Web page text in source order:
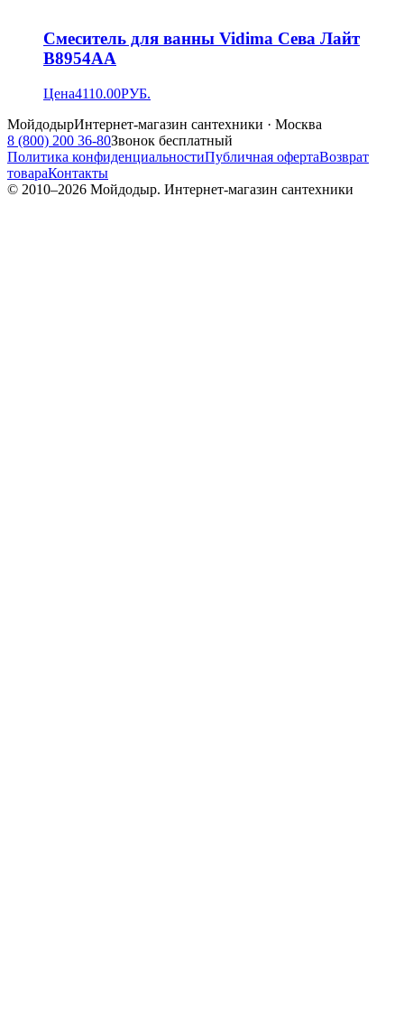
Смеситель для ванны Vidima Сева Лайт
B8954AA
Цена4110.00РУБ.
МойдодырИнтернет-магазин сантехники · Москва
8 (800) 200 36-80Звонок бесплатный
Политика конфиденциальностиПубличная офертаВозврат
товараКонтакты
© 2010–2026 Мойдодыр. Интернет-магазин сантехники